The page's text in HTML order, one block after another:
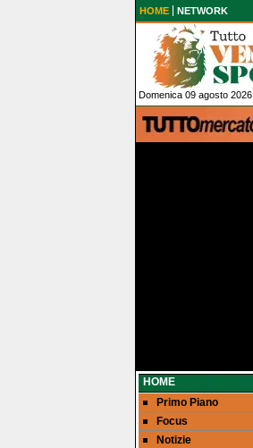
HOME NETWORK
Domenica 09 agosto 2026
HOME
Primo Piano
Focus
Notizie